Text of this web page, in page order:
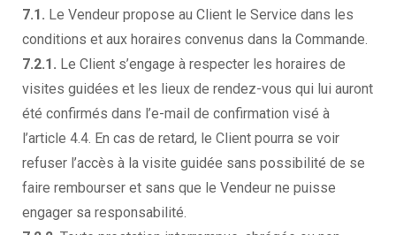
7.1. Le Vendeur propose au Client le Service dans les
conditions et aux horaires convenus dans la Commande.
7.2.1. Le Client s’engage à respecter les horaires de
visites guidées et les lieux de rendez-vous qui lui auront
été confirmés dans l’e-mail de confirmation visé à
l’article 4.4. En cas de retard, le Client pourra se voir
refuser l’accès à la visite guidée sans possibilité de se
faire rembourser et sans que le Vendeur ne puisse
engager sa responsabilité.